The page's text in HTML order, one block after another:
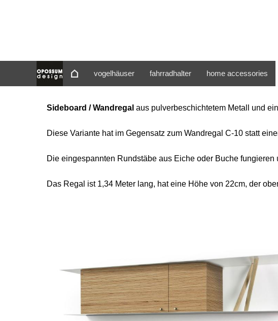
vogelhäuser fahrradhalter home accessories
Sideboard / Wandregal aus pulverbeschichtetem Metall und
Diese Variante hat im Gegensatz zum Wandregal C-10 statt
Die eingespannten Rundstäbe aus Eiche oder Buche fungieren
Das Regal ist 1,34 Meter lang, hat eine Höhe von 22cm, der